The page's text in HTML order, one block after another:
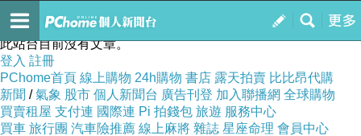
我的
訂閱
Creampie Club
此站台目前沒有文章。
登入 註冊
PChome首頁 線上購物 24h購物 書店 露天拍賣 比比昂代購
新聞 /氣象 股市 個人新聞台 廣告刊登 加入聯播網 全球購物
買賣租屋 支付連 國際連 Pi 拍錢包 旅遊 服務中心
買車 旅行團 汽車險推薦 線上麻將 雜誌 星座命理 會員中心